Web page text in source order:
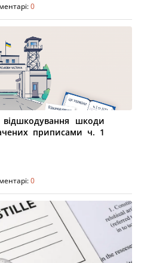
0
шкоди
приписами ч. 1
0